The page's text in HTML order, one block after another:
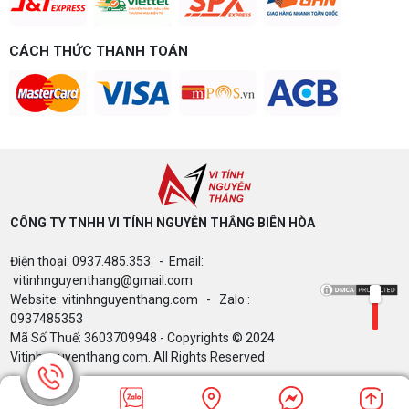
Build PC gaming 15 triệu chơi được
Build PC gaming 15 triệu chơi được game gì? Vi
dễ nâng cấp CPU/VGA sau này, tư vấn miễn phí
theo đúng ngân sách.
Build PC gaming theo ngân sách từ 10-40 triệu:
cách phân bổ CPU, GPU, RAM hợp lý, chọn
Intel/AMD và tránh sai tương thích. Tư vấn miễn
phí tại Vi tính Nguyễn Thắng.
GIGABYTE & INTEL CORE ULTRA 200S
PLUS – NHẬN VOUCHER ĐẾN 800K
Thông báo v/v sử dụng phần mềm bản
quyền ( Vi tính Nguyễn Thắng)
CÁCH THỨC THANH TOÁN
CÔNG TY TNHH VI TÍNH NGUYỄN THẮNG BIÊN HÒA​
Điện thoại: 0937.485.353 - Email:
vitinhnguyenthang@gmail.com
Website: vitinhnguyenthang.com - Zalo :
0937485353
Mã Số Thuế: 3603709948 - Copyrights © 2024
Vitinhnguyenthang.com. All Rights Reserved